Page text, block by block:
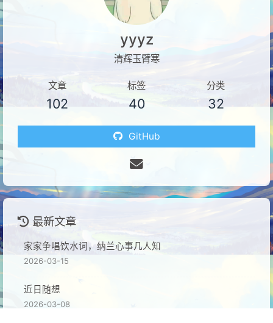
yyyz
清辉玉臂寒
文章
102
标签
40
分类
32
GitHub
最新文章
家家争唱饮水词，纳兰心事几人知
2026-03-15
近日随想
2026-03-08